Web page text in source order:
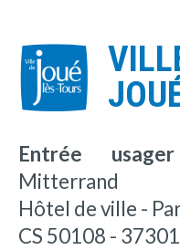
Entrée
Mitterrand
Hôtel de ville -
CS 50108 -